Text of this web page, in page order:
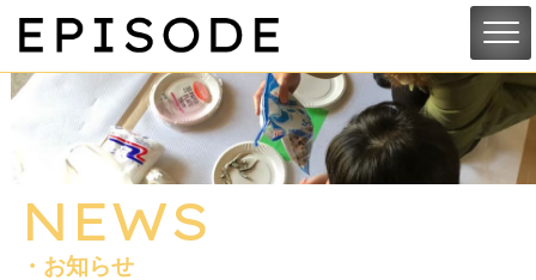
NEWS
・お知らせ